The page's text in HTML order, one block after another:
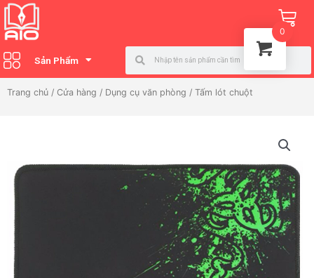
Nhảy
tới
nội
dung
Sản Phẩm
Search
Trang chủ / Cửa hàng / Dụng cụ văn phòng / Tấm lót chuột
0